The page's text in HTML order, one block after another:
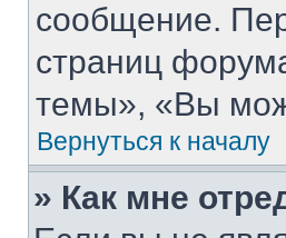
сообщение.
страниц
темы», «Вы
Вернуться к началу
» Как мне